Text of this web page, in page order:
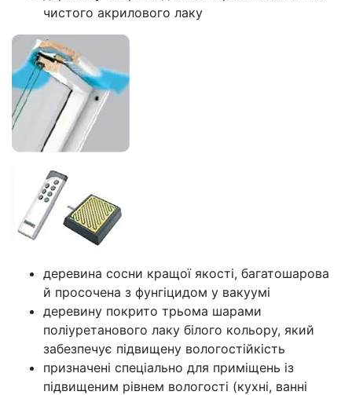
чистого акрилового лаку
деревина сосни кращої якості, багатошарова
й просочена з фунгіцидом у вакуумі
деревину покрито трьома шарами
поліуретанового лаку білого кольору, який
забезпечує підвищену вологостійкість
призначені спеціально для приміщень із
підвищеним рівнем вологості (кухні, ванні